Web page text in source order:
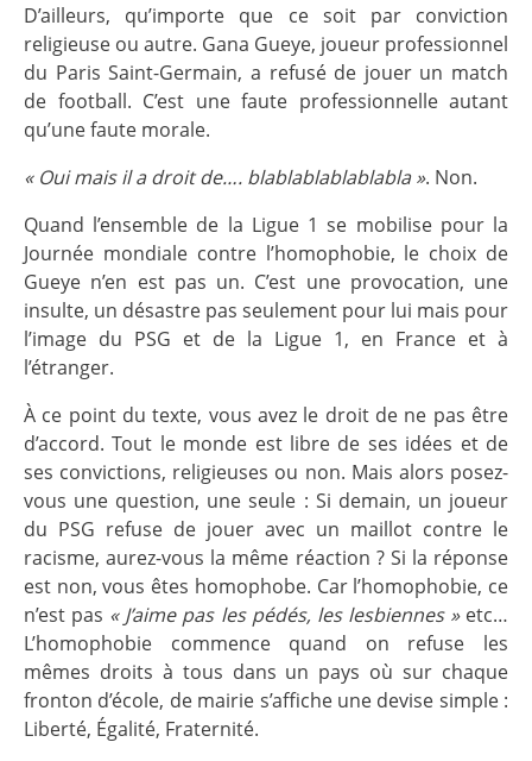
D’ailleurs, qu’importe que ce soit par conviction
religieuse ou autre. Gana Gueye, joueur professionnel
du Paris Saint-Germain, a refusé de jouer un match
de football. C’est une faute professionnelle autant
qu’une faute morale.
« Oui mais il a droit de…. blablablablablabla ». Non.
Quand l’ensemble de la Ligue 1 se mobilise pour la
Journée mondiale contre l’homophobie, le choix de
Gueye n’en est pas un. C’est une provocation, une
insulte, un désastre pas seulement pour lui mais pour
l’image du PSG et de la Ligue 1, en France et à
l’étranger.
À ce point du texte, vous avez le droit de ne pas être
d’accord. Tout le monde est libre de ses idées et de
ses convictions, religieuses ou non. Mais alors posez-
vous une question, une seule : Si demain, un joueur
du PSG refuse de jouer avec un maillot contre le
racisme, aurez-vous la même réaction ? Si la réponse
est non, vous êtes homophobe. Car l’homophobie, ce
n’est pas « J’aime pas les pédés, les lesbiennes »etc…
L’homophobie commence quand on refuse les
mêmes droits à tous dans un pays où sur chaque
fronton d’école, de mairie s’affiche une devise simple :
Liberté, Égalité, Fraternité.